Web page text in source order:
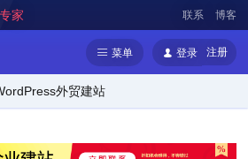
家 联系 博客
菜单 登录 注册
外贸建站